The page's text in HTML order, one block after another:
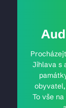
Jihlava s
To vše